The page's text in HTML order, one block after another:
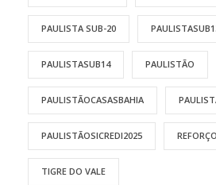
PAULISTA SUB-20
PAULISTASUB14 PAULISTÃO
PAULISTÃOCASASBAHIA
PAULISTÃOSICREDI2025 REFORÇO
TIGRE DO VALE